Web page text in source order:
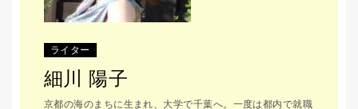
ライター
細川 陽子
京都の海のまちに生まれ、大学で千葉へ。一度は都内で就職